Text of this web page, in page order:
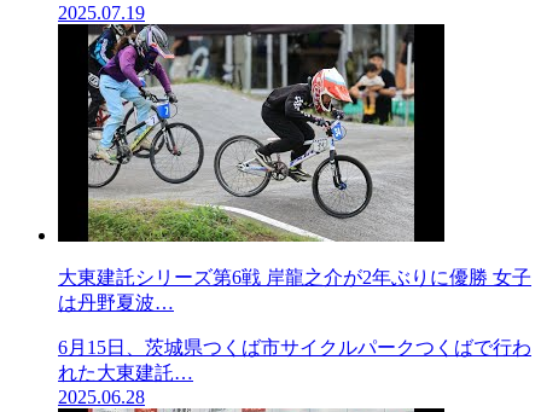
2025.07.19
大東建託シリーズ第6戦 岸龍之介が2年ぶりに優勝 女子
は丹野夏波…
6月15日、茨城県つくば市サイクルパークつくばで行わ
れた大東建託…
2025.06.28